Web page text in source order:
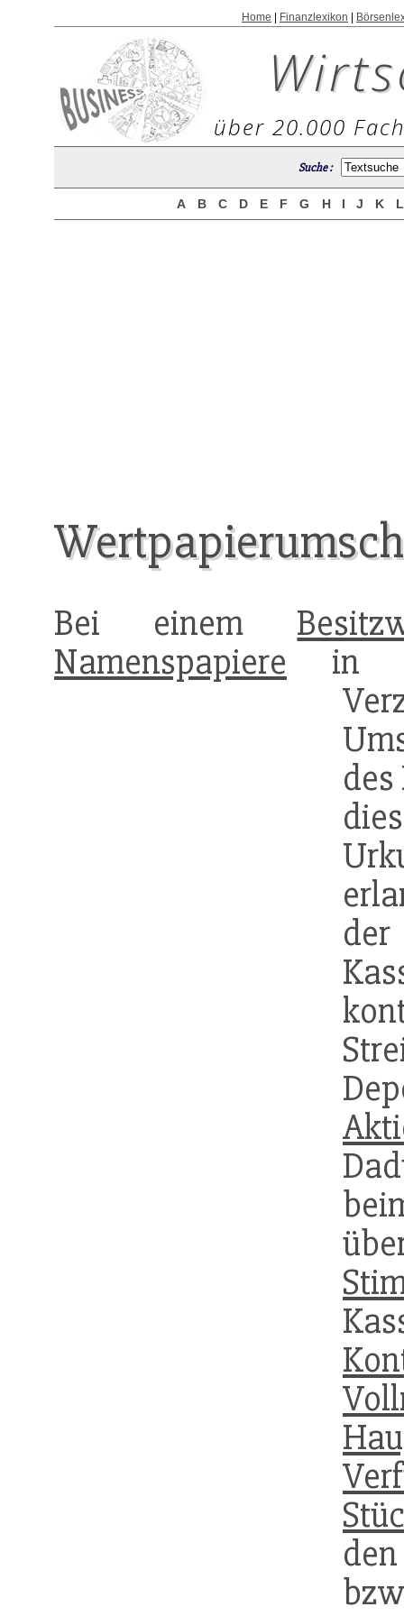
Home Finanzlexikon
über 20.000
Suche :
A B C D E F G H I J K
Bei einem
Namenspapiere in